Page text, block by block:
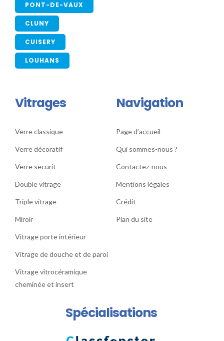
PONT-DE-VAUX
CLUNY
CUISERY
LOUHANS
Vitrages
Verre classique
Verre décoratif
Verre securit
Double vitrage
Triple vitrage
Miroir
Vitrage porte intérieur
Vitrage de douche et de paroi
Vitrage vitrocéramique
cheminée et insert
Navigation
Page d’accueil
Qui sommes-nous ?
Contactez-nous
Mentions légales
Crédit
Plan du site
Spécialisations